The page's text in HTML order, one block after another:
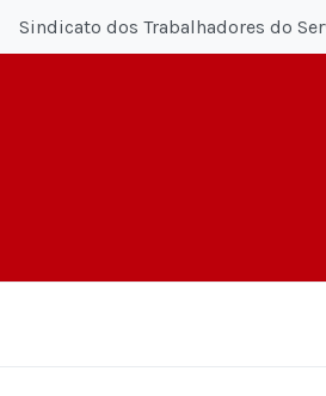
Sindicato dos Trabalhadores do